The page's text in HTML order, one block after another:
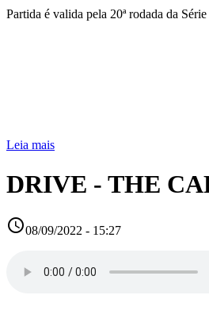
Partida é valida pela 20ª rodada da
Leia mais
DRIVE - THE
access_time08/09/2022 - 15:27